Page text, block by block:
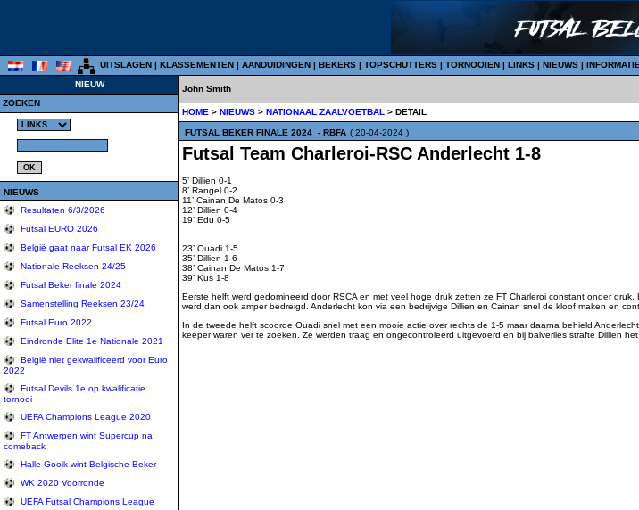
UITSLAGEN | KLASSEMENTEN | AANDUIDINGEN | BEKERS | TOPSCHUTTERS | TORNOOIEN | LINKS | NIEUWS | INFORMATIE
NIEUW
ZOEKEN
NIEUWS
Resultaten 6/3/2026
Futsal EURO 2026
België gaat naar Futsal EK 2026
Nationale Reeksen 24/25
Futsal Beker finale 2024
Samenstelling Reeksen 23/24
Futsal Euro 2022
Eindronde Elite 1e Nationale 2021
België niet gekwalificeerd voor Euro
2022
Futsal Devils 1e op kwalificatie
tornooi
UEFA Champions League 2020
FT Antwerpen wint Supercup na
comeback
Halle-Gooik wint Belgische Beker
WK 2020 Voorronde
UEFA Futsal Champions League
John Smith
HOME > NIEUWS > NATIONAAL ZAALVOETBAL > DETAIL
FUTSAL BEKER FINALE 2024 - RBFA ( 20-04-2024 )
Futsal Team Charleroi-RSC Anderlecht 1-8
5’ Dillien 0-1
8’ Rangel 0-2
11’ Cainan De Matos 0-3
12’ Dillien 0-4
19’ Edu 0-5
23’ Ouadi 1-5
35’ Dillien 1-6
38’ Cainan De Matos 1-7
39’ Kus 1-8
Eerste helft werd gedomineerd door RSCA en met veel hoge druk zetten ze FT Charleroi constant onder
werd dan ook amper bedreigd. Anderlecht kon via een bedrijvige Dillien en Cainan snel de kloof maken en
In de tweede helft scoorde Ouadi snel met een mooie actie over rechts de 1-5 maar daarna behield
keeper waren ver te zoeken. Ze werden traag en ongecontroleerd uitgevoerd en bij balverlies strafte Dillien